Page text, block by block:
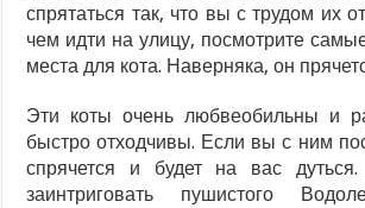
спрятаться так, что вы с трудом их
чем идти на улицу, посмотрите
места для кота. Наверняка, он
Эти коты очень любвеобильны и
быстро отходчивы. Если вы с ним
спрячется и будет на вас
заинтриговать пушистого